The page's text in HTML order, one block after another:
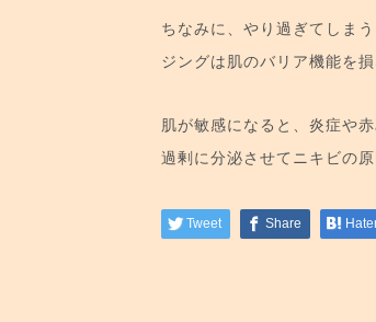
ちなみに、やり過ぎてしま
ジングは肌のバリア機能を
肌が敏感になると、炎症や
過剰に分泌させてニキビの
Tweet Share